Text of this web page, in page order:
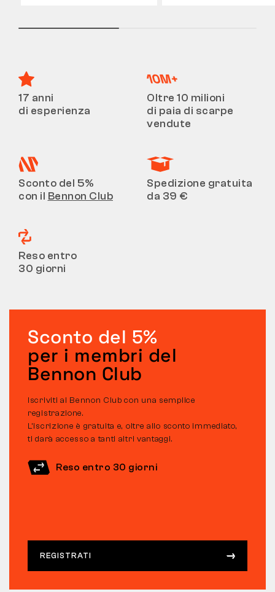
17 anni
di esperienza
Oltre 10 milioni
di paia di scarpe
vendute
Sconto del 5%
con il Bennon Club
Spedizione gratuita
da 39 €
Reso entro
30 giorni
Sconto del 5%
per i membri del
Bennon Club
Iscriviti al Bennon Club con una semplice
registrazione.
L’iscrizione è gratuita e, oltre allo sconto immediato,
ti darà accesso a tanti altri vantaggi.
Reso entro 30 giorni
REGISTRATI